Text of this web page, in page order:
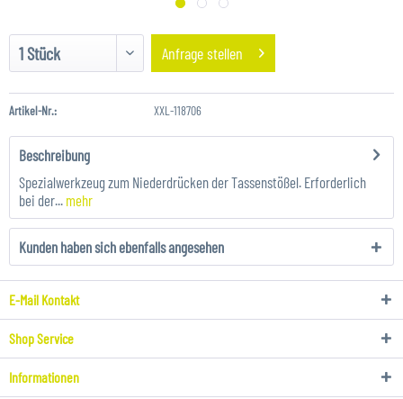
Anfrage stellen
Artikel-Nr.: XXL-118706
Beschreibung
Spezialwerkzeug zum Niederdrücken der Tassenstößel. Erforderlich
bei der... mehr
Kunden haben sich ebenfalls angesehen
E-Mail Kontakt
Shop Service
Informationen